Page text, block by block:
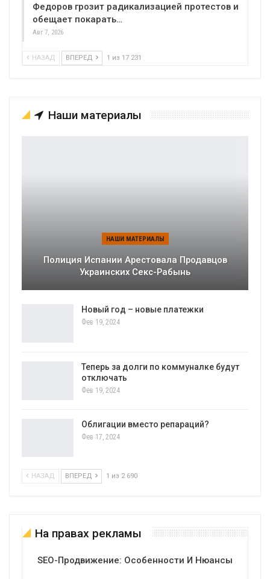
Федоров грозит радикализацией протестов и
обещает покарать…
Авг 7, 2026
НАЗАД ВПЕРЕД 1 из 17 231
Наши материалы
НАШИ МАТЕРИАЛЫ
Полиция Испании Арестовала Продавцов
Украинских Секс-Рабынь
Новый год – новые платежки
Фев 19, 2024
Теперь за долги по коммуналке будут
отключать
Фев 19, 2024
Облигации вместо репараций?
Фев 17, 2024
НАЗАД ВПЕРЕД 1 из 2 690
На правах рекламы
SEO-Продвижение: Особенности И Нюансы